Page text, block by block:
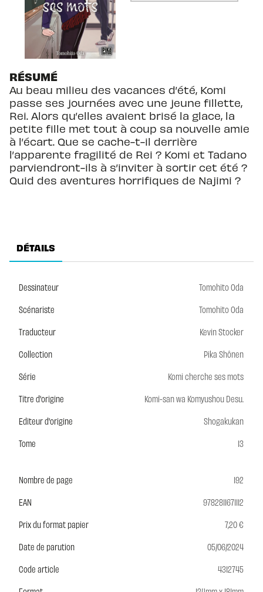
RÉSUMÉ
Au beau milieu des vacances d’été, Komi
passe ses journées avec une jeune fillette,
Rei. Alors qu’elles avaient brisé la glace, la
petite fille met tout à coup sa nouvelle amie
à l’écart. Que se cache-t-il derrière
l’apparente fragilité de Rei ? Komi et Tadano
parviendront-ils à s’inviter à sortir cet été ?
Quid des aventures horrifiques de Najimi ?
DÉTAILS
Dessinateur
Tomohito Oda
Scénariste
Tomohito Oda
Traducteur
Kevin Stocker
Collection
Pika Shônen
Série
Komi cherche ses mots
Titre d'origine
Komi-san wa Komyushou Desu.
Editeur d'origine
Shogakukan
Tome
13
Nombre de page
192
EAN
9782811671112
Prix du format papier
7,20 €
Date de parution
05/06/2024
Code article
4312745